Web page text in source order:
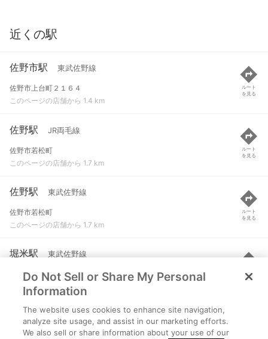
近くの駅
佐野市駅 東武佐野線
佐野市上台町２１６４
このページの店舗から 1.4 km
ルート
を見る
佐野駅 JR両毛線
佐野市若松町
このページの店舗から 1.7 km
ルート
を見る
佐野駅 東武佐野線
佐野市若松町
このページの店舗から 1.7 km
ルート
を見る
堀米駅 東武佐野線
佐野市堀米町１２７４
このページの店舗から 2.7 km
ルート
を見る
田島駅 東武佐野線
佐野市田島町１８４
Do Not Sell or Share My Personal
Information
The website uses cookies to enhance site navigation,
analyze site usage, and assist in our marketing efforts.
We also sell or share information about your use of our